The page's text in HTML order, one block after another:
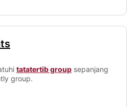
tatatertib group sepanjang
group.